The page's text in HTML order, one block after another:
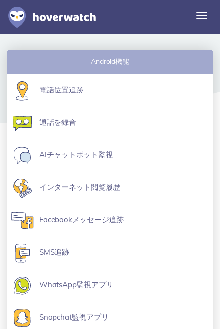
ナ
ー
機能
Android機能
電話位置追跡
通話を録音
AIチャットボット監視
インターネット閲覧履歴
Facebookメッセージ追跡
SMS追跡
WhatsApp監視アプリ
Snapchat監視アプリ